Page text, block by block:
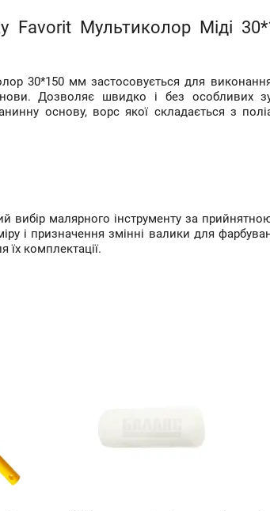
Favorit Мультиколор Міді
30*150 мм застосовується для
Дозволяє швидко і без особливих
основу, ворс якої складається з
вибір малярного інструменту за
і призначення змінні валики для
їх комплектації.